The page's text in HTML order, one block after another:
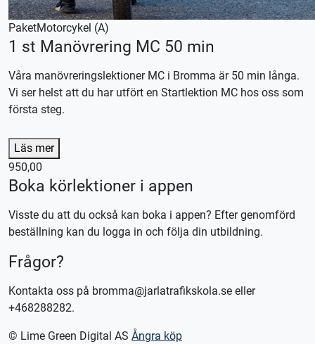
PaketMotorcykel (A)
1 st Manövrering MC 50 min
Våra manövreringslektioner MC i Bromma är 50 min långa.
Vi ser helst att du har utfört en Startlektion MC hos oss som
första steg.
Lån av kläder ingår
Lån av skydd ingår
Lån av MC ingår
Denna lektion utförs med en tung MC (A), körkortstillstånd
krävs. Utebliven närvaro debiteras enligt STR praxis.
alternativt tctabs.se.
trafikskolan så hjälper vi er.
Läs mer
950,00
Boka körlektioner i appen
Visste du att du också kan boka i appen? Efter genomförd
beställning kan du logga in och följa din utbildning.
Frågor?
Kontakta oss på bromma@jarlatrafikskola.se eller
+468288282.
© Lime Green Digital AS Ångra köp